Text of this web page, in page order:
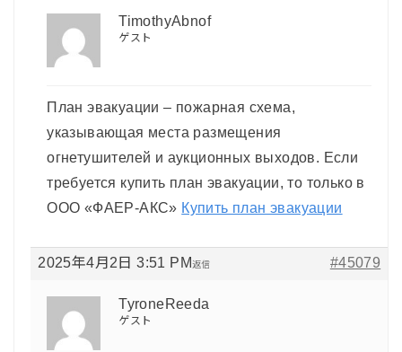
TimothyAbnof
ゲスト
План эвакуации – пожарная схема,
указывающая места размещения
огнетушителей и аукционных выходов. Если
требуется купить план эвакуации, то только в
ООО «ФАЕР-АКС» Купить план эвакуации
2025年4月2日 3:51 PM #45079
返信
TyroneReeda
ゲスト